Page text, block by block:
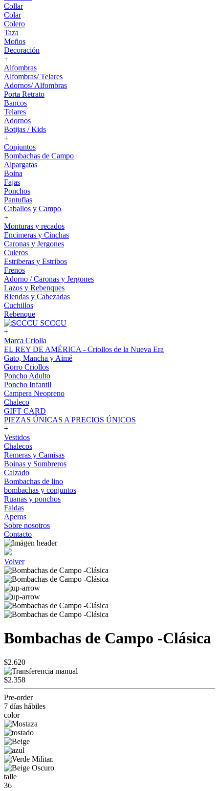
Collar
Colar
Colero
Taza
Moños
Decoración
+
Alfombras
Alfombras/ Telares
Adornos/ Alfombras
Porta Retrato
Bancos
Telares
Adornos
Botijas / Kids
+
Conjuntos
Bombachas de Campo
Alpargatas
Boina
Fajas
Ponchos
Pantuflas
Caballos y Campo
+
Monturas y recados
Encimeras y Cinchas
Caronas y Jergones
Culeros
Estriberas y Estribos
Frenos
Adorno / Caronas y Jergones
Lazos y Rebenques
Riendas y Cabezadas
Cuchillos
Rebenque
SCCCU
+
Marca Criolla
EL REY DE AMÉRICA - Criollos de la Nueva Era
Gato, Mancha y Aimé
Gorro Criollos
Poncho Adulto
Poncho Infantil
Campera Neopreno
Chaleco
GIFT CARD
PIEZAS ÚNICAS A PRECIOS ÚNICOS
+
Vestidos
Chalecos
Remeras y Camisas
Boinas y Sombreros
Calzado
Bombachas de lino
bombachas y conjuntos
Ruanas y ponchos
Faldas
Aperos
Sobre nosotros
Contacto
Volver
Bombachas de Campo -Clásica
$2.620
$2.358
Pre-order
7 días hábiles
color
talle
36